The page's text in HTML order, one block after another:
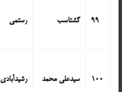
99 گشتاسب رستمی
100 سیدعلی محمد رشیدآبادی